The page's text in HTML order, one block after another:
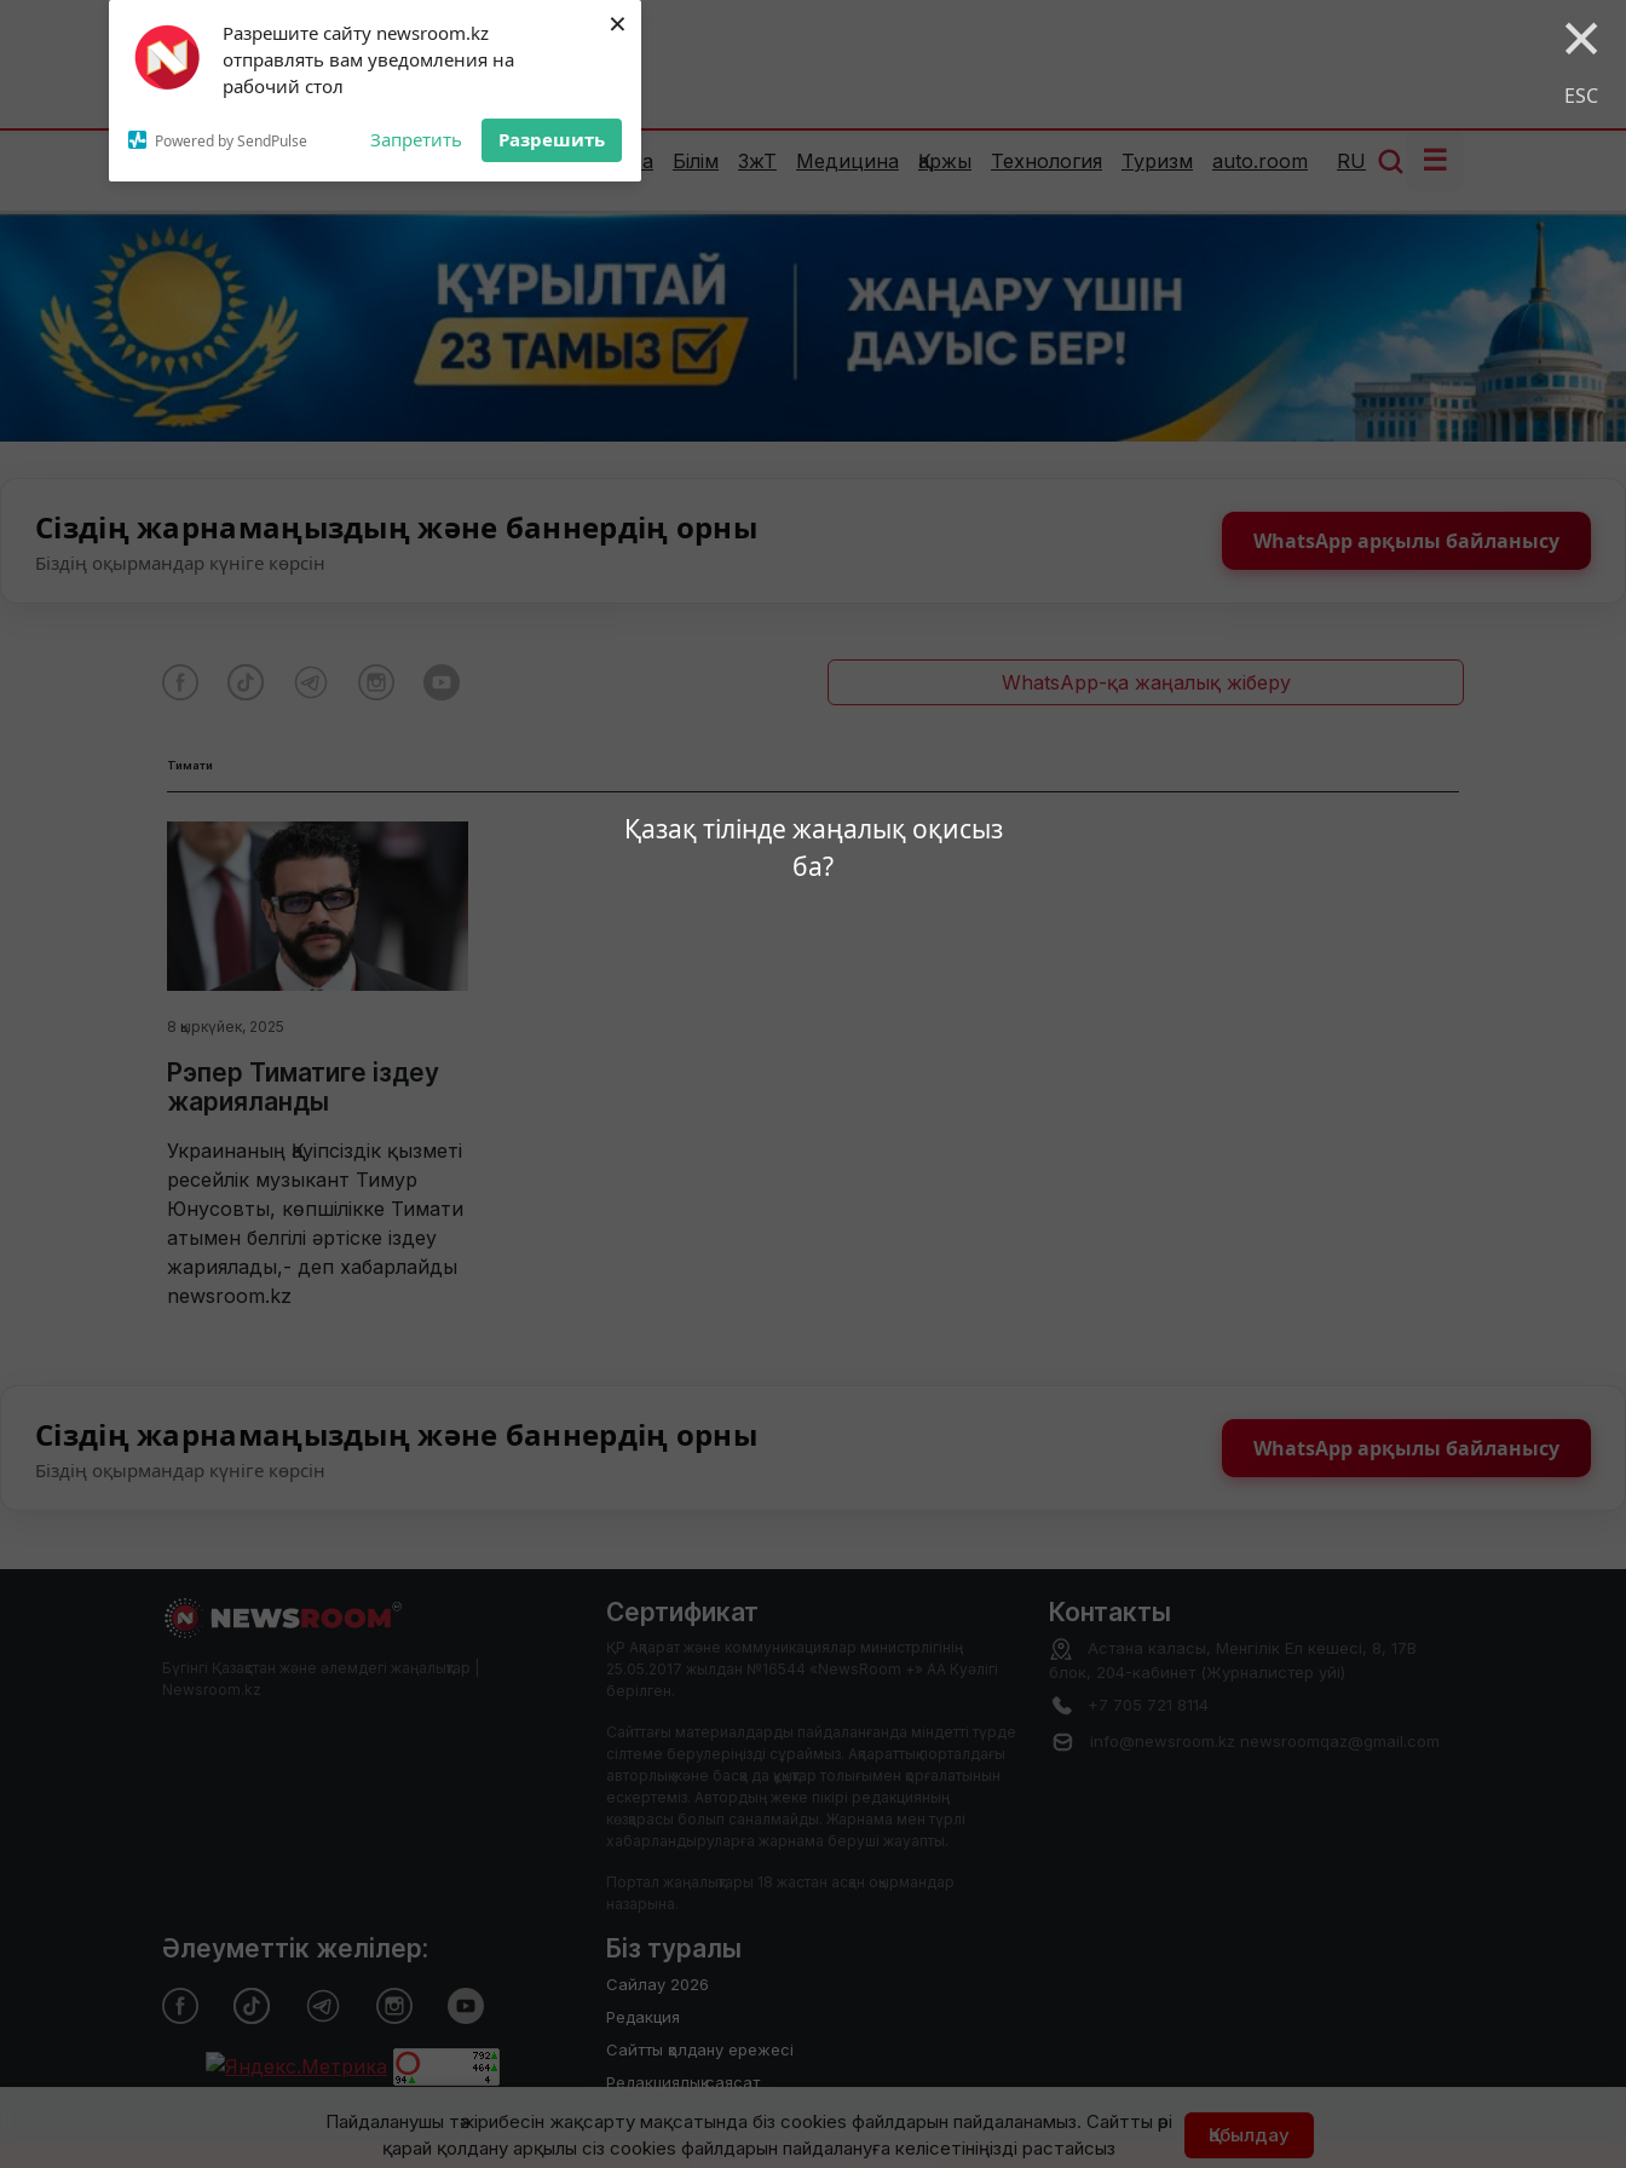
Разрешите сайту newsroom.kz
отправлять вам уведомления на
рабочий стол
Powered by SendPulse Запретить Разрешить
× ×
ESC
Қазақ тілінде жаңалық оқисыз
ба?
Subscribe to our
notifications!
To enable permission prompts, click on
the notification icon
Пайдаланушы тәжірибесін жақсарту мақсатында біз cookies файлдарын пайдаланамыз. Сайтты әрі
қарай қолдану арқылы сіз cookies файлдарын пайдалануға келісетініңізді растайсыз
Қабылдау
Астана:18°C Алматы:21°C Шымкент:
Елорда Сараптама Білім ЗжТ Медицина Қаржы Технология Туризм auto.room RU ☰
Сіздің жарнамаңыздың және баннердің орны
Біздің оқырмандар күніге көрсін
WhatsApp арқылы байланысу
WhatsApp-қа жаңалық жіберу
Тимати
8 қыркүйек, 2025
Рэпер Тиматиге іздеу
жарияланды
Украинаның Қауіпсіздік қызметі
ресейлік музыкант Тимур
Юнусовты, көпшілікке Тимати
атымен белгілі әртіске іздеу
жариялады,- деп хабарлайды
newsroom.kz
Сіздің жарнамаңыздың және баннердің орны
Біздің оқырмандар күніге көрсін
WhatsApp арқылы байланысу
Бүгінгі Қазақстан және әлемдегі жаңалықтар |
Newsroom.kz
Сертификат
ҚР Ақпарат және коммуникациялар министрлігінің
25.05.2017 жылдан №16544 «NewsRoom +» АА Куәлігі
берілген.
Сайттағы материалдарды пайдаланғанда міндетті түрде
сілтеме берулеріңізді сұраймыз. Ақпараттық порталдағы
авторлық және басқа да құқықтар толығымен қорғалатынын
ескертеміз. Автордың жеке пікірі редакцияның
көзқарасы болып саналмайды. Жарнама мен түрлі
хабарландыруларға жарнама беруші жауапты.
Портал жаңалықтары 18 жастан асқан оқырмандар
назарына.
Контакты
Астана каласы, Менгілік Ел кешесі, 8, 17В
блок, 204-кабинет (Журналистер уйі)
+7 705 721 8114
info@newsroom.kz newsroomqaz@gmail.com
Біз туралы
Сайлау 2026
Редакция
Сайтты қолдану ережесі
Редакциялық саясат
Әлеуметтік желілер:
2017-2026 © Барлық құқық қорғалған